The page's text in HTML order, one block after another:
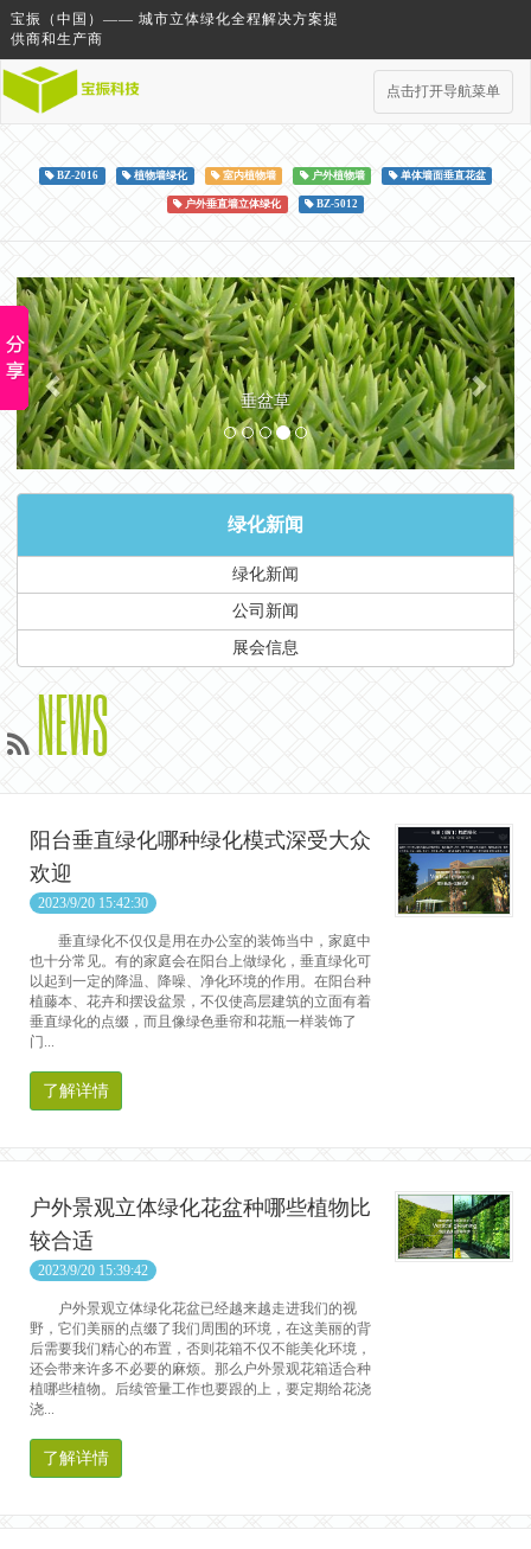
宝振（中国）—— 城市立体绿化全程解决方案提
供商和生产商
点击打开导航菜单
BZ-2016 植物墙绿化 室内植物墙 户外植物墙 单体墙面垂直花盆
户外垂直墙立体绿化 BZ-5012
垂盆草
Previous Next
绿化新闻
绿化新闻
公司新闻
展会信息
NEWS
阳台垂直绿化哪种绿化模式深受大众
欢迎
2023/9/20 15:42:30
垂直绿化不仅仅是用在办公室的装饰当中，家庭中
也十分常见。有的家庭会在阳台上做绿化，垂直绿化可
以起到一定的降温、降噪、净化环境的作用。在阳台种
植藤本、花卉和摆设盆景，不仅使高层建筑的立面有着
垂直绿化的点缀，而且像绿色垂帘和花瓶一样装饰了
门...
了解详情
户外景观立体绿化花盆种哪些植物比
较合适
2023/9/20 15:39:42
户外景观立体绿化花盆已经越来越走进我们的视
野，它们美丽的点缀了我们周围的环境，在这美丽的背
后需要我们精心的布置，否则花箱不仅不能美化环境，
还会带来许多不必要的麻烦。那么户外景观花箱适合种
植哪些植物。后续管量工作也要跟的上，要定期给花浇
浇...
了解详情